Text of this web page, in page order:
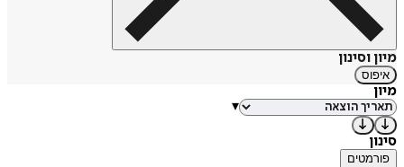
מיון וסינון
איפוס
מיון
▾
סינון
פורמטים